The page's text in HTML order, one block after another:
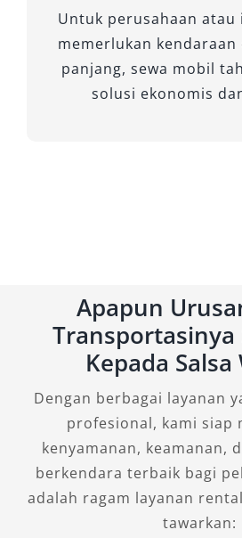
lintas provinsi.
Setiap tipe mobil Elf
masing-masing sesuai
Untuk perusahaan atau
memerlukan kendaraan
panjang, sewa mobil
solusi ekonomis
Apapun
Transportasinya
Kepada Salsa
Dengan berbagai layanan
profesional, kami siap
kenyamanan, keamanan,
berkendara terbaik bagi
adalah ragam layanan
tawarkan: